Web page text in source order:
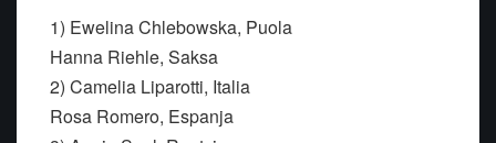
1) Ewelina Chlebowska, Puola
Hanna Riehle, Saksa
2) Camelia Liparotti, Italia
Rosa Romero, Espanja